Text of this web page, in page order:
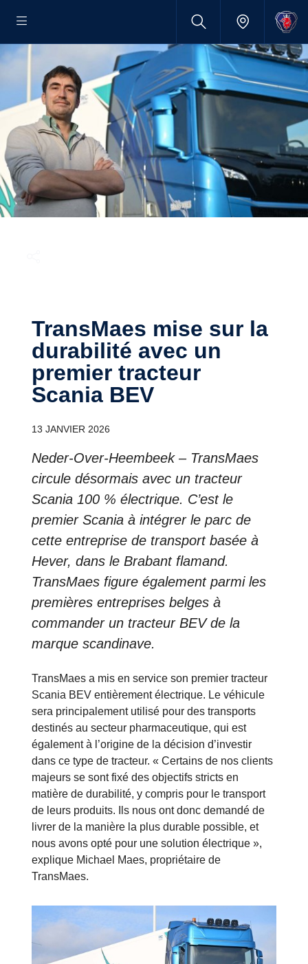
TransMaes mise sur la
durabilité avec un
premier tracteur
Scania BEV
13 JANVIER 2026
Neder-Over-Heembeek – TransMaes
circule désormais avec un tracteur
Scania 100 % électrique. C’est le
premier Scania à intégrer le parc de
cette entreprise de transport basée à
Hever, dans le Brabant flamand.
TransMaes figure également parmi les
premières entreprises belges à
commander un tracteur BEV de la
marque scandinave.
TransMaes a mis en service son premier tracteur
Scania BEV entièrement électrique. Le véhicule
sera principalement utilisé pour des transports
destinés au secteur pharmaceutique, qui est
également à l’origine de la décision d’investir
dans ce type de tracteur. « Certains de nos clients
majeurs se sont fixé des objectifs stricts en
matière de durabilité, y compris pour le transport
de leurs produits. Ils nous ont donc demandé de
livrer de la manière la plus durable possible, et
nous avons opté pour une solution électrique »,
explique Michael Maes, propriétaire de
TransMaes.